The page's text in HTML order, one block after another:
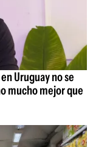
Uruguay no se
mucho mejor que